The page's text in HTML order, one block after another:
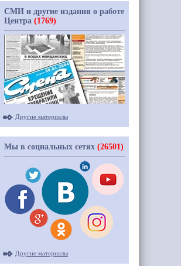
СМИ и другие издания о работе
Центра (1769)
Другие материалы
Мы в социальных сетях (26501)
Другие материалы